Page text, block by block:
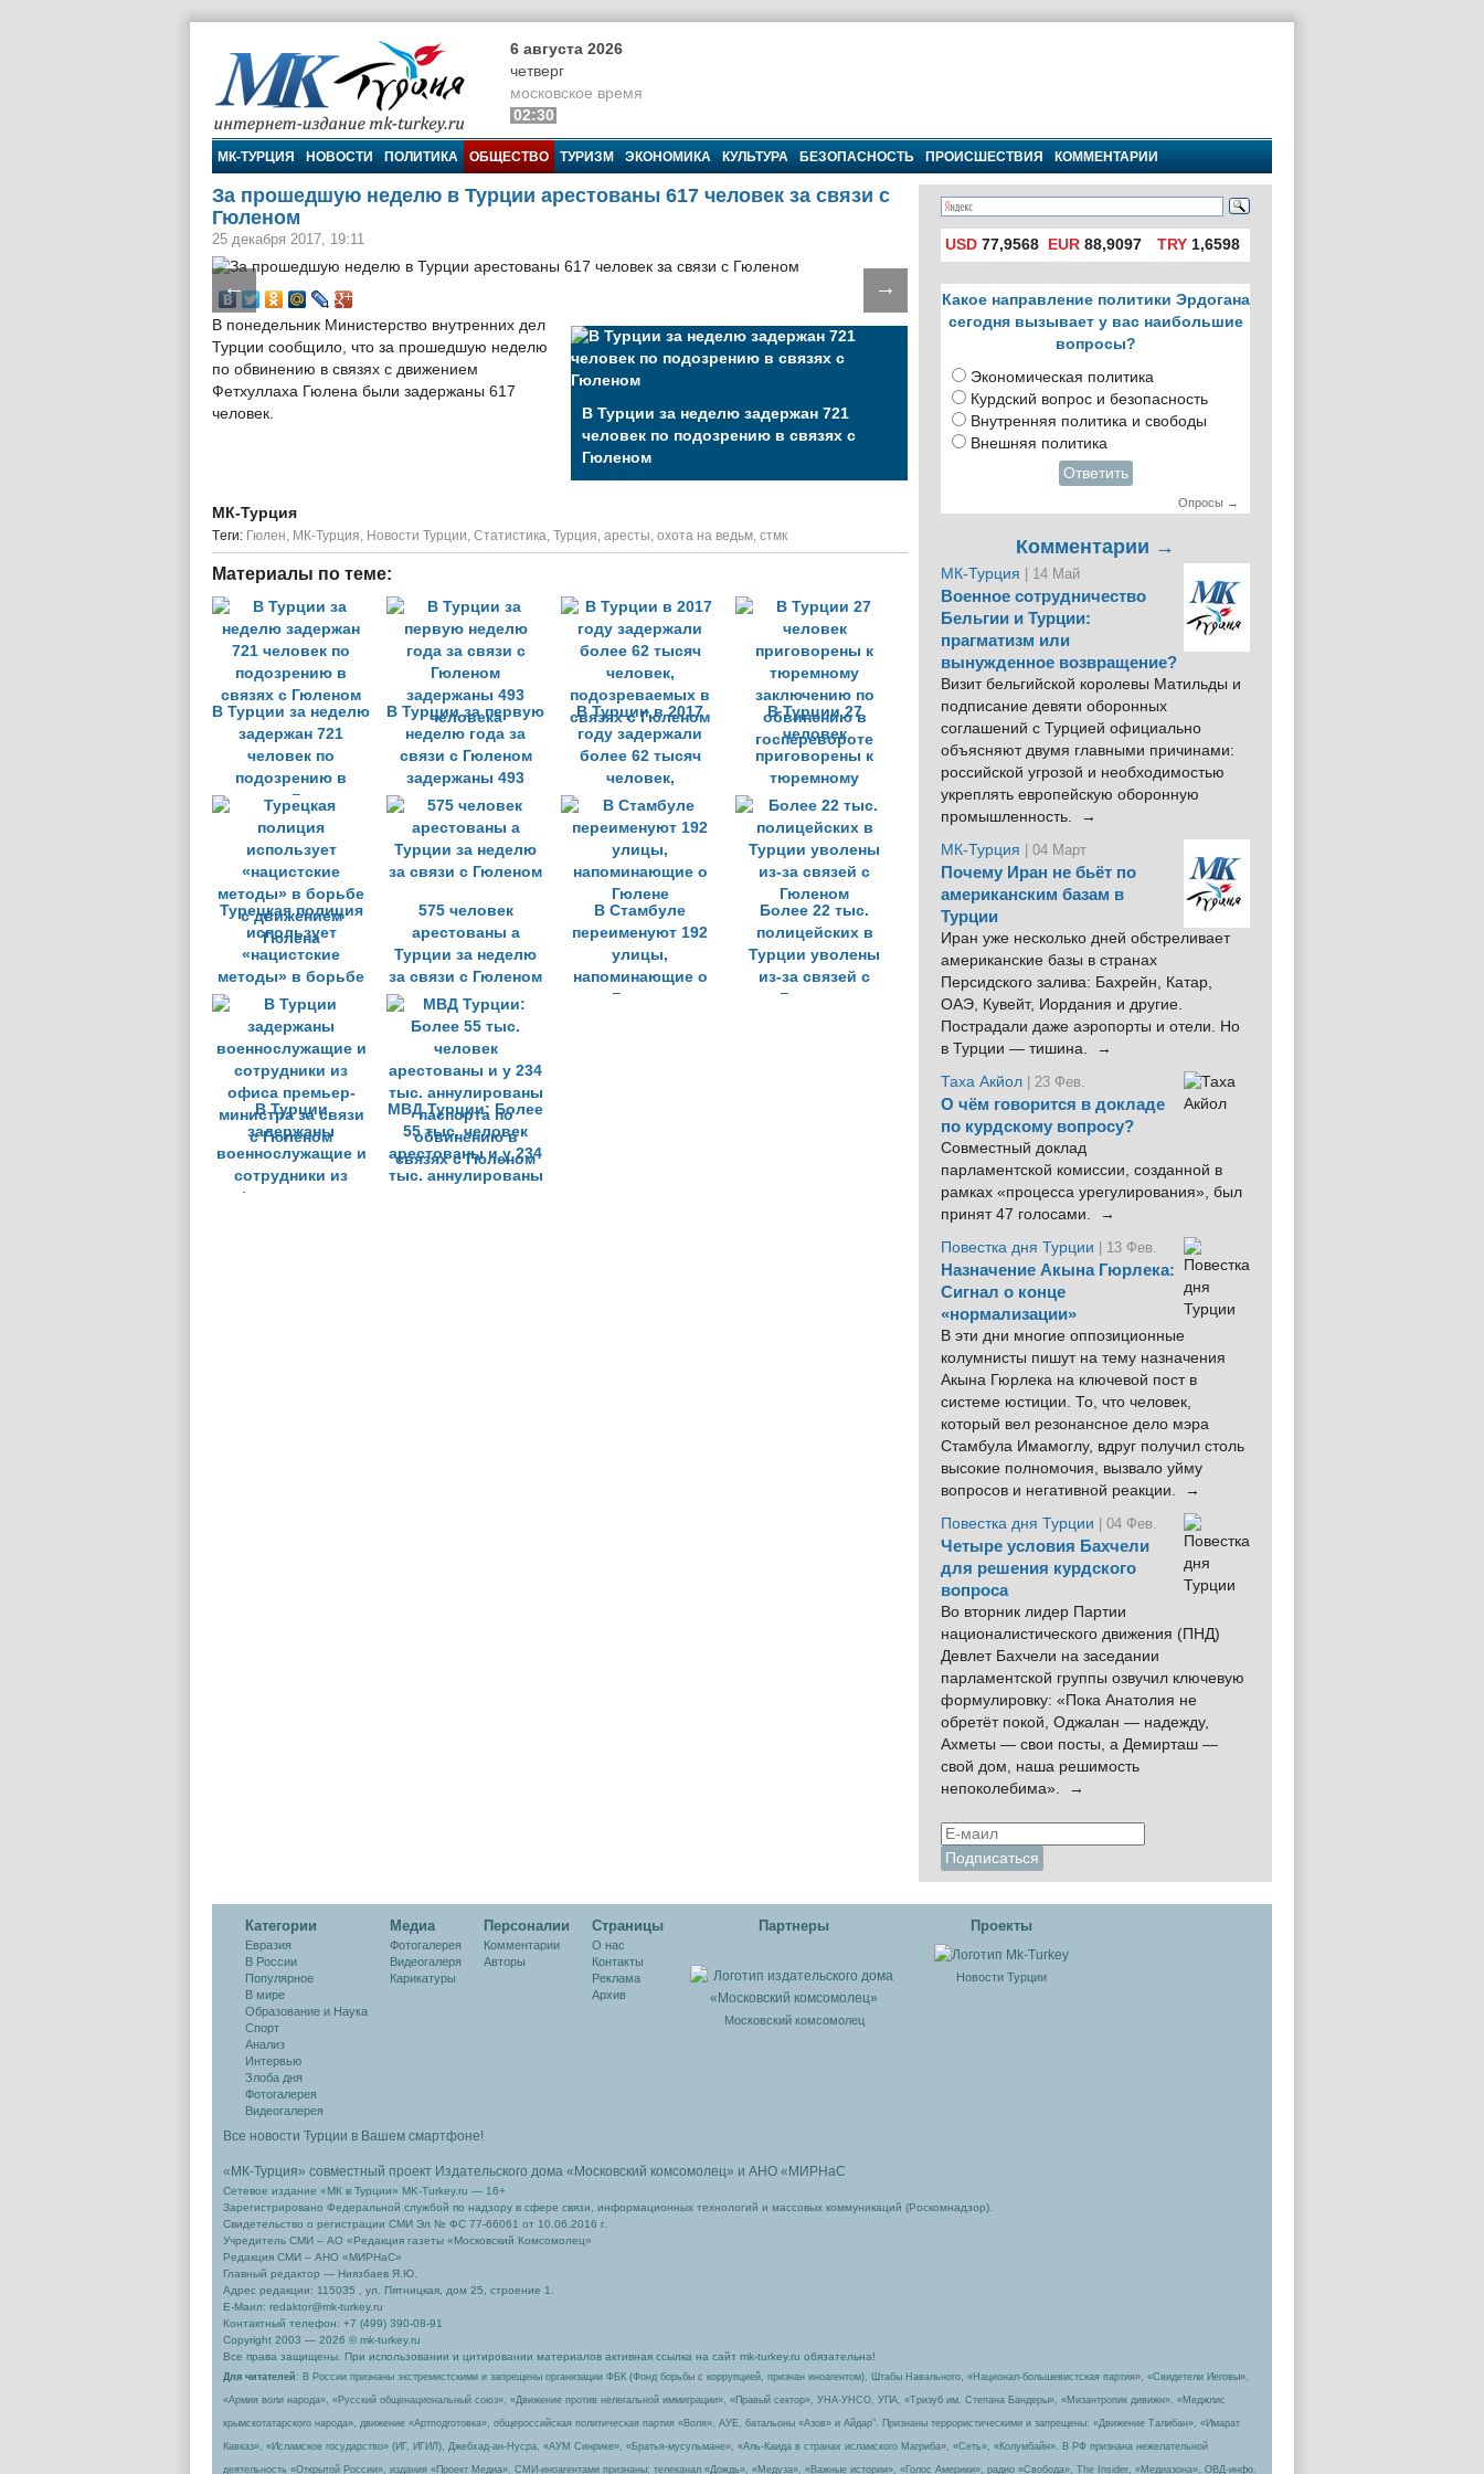
МК-Турция
6 августа 2026
четверг
московское время
02:30
МК-ТУРЦИЯ НОВОСТИ ПОЛИТИКА ОБЩЕСТВО ТУРИЗМ ЭКОНОМИКА КУЛЬТУРА БЕЗОПАСНОСТЬ ПРОИСШЕСТВИЯ КОММЕНТАРИИ
За прошедшую неделю в Турции арестованы 617 человек за связи с
Гюленом
25 декабря 2017, 19:11
← →
В Турции за неделю задержан 721
человек по подозрению в связях с
Гюленом
В понедельник Министерство внутренних дел
Турции сообщило, что за прошедшую неделю
по обвинению в связях с движением
Фетхуллаха Гюлена были задержаны 617
человек.
МК-Турция
Tеги: Гюлен, МК-Турция, Новости Турции, Статистика, Турция, аресты, охота на ведьм, стмк
Материалы по теме:
В Турции за неделю
задержан 721
человек по
подозрению в
связях с Гюленом
В Турции за первую
неделю года за
связи с Гюленом
задержаны 493
человека
В Турции в 2017
году задержали
более 62 тысяч
человек,
подозреваемых в
связях с Гюленом
В Турции 27
человек
приговорены к
тюремному
заключению по
обвинению в
госперевороте
Турецкая полиция
использует
«нацистские
методы» в борьбе
с движением
Гюлена
575 человек
арестованы а
Турции за неделю
за связи с Гюленом
В Стамбуле
переименуют 192
улицы,
напоминающие о
Гюлене
Более 22 тыс.
полицейских в
Турции уволены
из-за связей с
Гюленом
В Турции
задержаны
военнослужащие и
сотрудники из
офиса премьер-
МВД Турции: Более
55 тыс. человек
арестованы и у 234
тыс. аннулированы
USD 77,9568 EUR 88,9097 TRY1,6598
Какое направление политики Эрдогана
сегодня вызывает у вас наибольшие
вопросы?
Экономическая политика
Курдский вопрос и безопасность
Внутренняя политика и свободы
Внешняя политика
Ответить
Опросы →
Комментарии →
МК-Турция | 14 Май
Военное сотрудничество
Бельгии и Турции:
прагматизм или
вынужденное возвращение?
Визит бельгийской королевы Матильды и
подписание девяти оборонных
соглашений с Турцией официально
объясняют двумя главными причинами:
российской угрозой и необходимостью
укреплять европейскую оборонную
промышленность. →
МК-Турция
| 04 Март
Почему Иран не бьёт по
американским базам в
Турции
Иран уже несколько дней обстреливает
американские базы в странах
Персидского залива: Бахрейн, Катар,
ОАЭ, Кувейт, Иордания и другие.
Пострадали даже аэропорты и отели. Но
в Турции — тишина. →
Таха Акйол | 23 Фев.
О чём говорится в докладе
по курдскому вопросу?
Совместный доклад
парламентской комиссии, созданной в
рамках «процесса урегулирования», был
принят 47 голосами. →
Повестка дня Турции
| 13 Фев.
Назначение Акына Гюрлека:
Сигнал о конце
«нормализации»
В эти дни многие оппозиционные
колумнисты пишут на тему назначения
Акына Гюрлека на ключевой пост в
системе юстиции. То, что человек,
который вел резонансное дело мэра
Стамбула Имамоглу, вдруг получил столь
высокие полномочия, вызвало уйму
вопросов и негативной реакции. →
Повестка дня Турции
| 04 Фев.
Четыре условия Бахчели
для решения курдского
вопроса
Во вторник лидер Партии
националистического движения (ПНД)
Девлет Бахчели на заседании
парламентской группы озвучил ключевую
формулировку: «Пока Анатолия не
обретёт покой, Оджалан — надежду,
Ахметы — свои посты, а Демирташ —
свой дом, наша решимость
непоколебима». →
Категории
Евразия
В России
Популярное
В мире
Образование и Наука
Спорт
Анализ
Интервью
Злоба дня
Фотогалерея
Видеогалерея
Медиа
Фотогалерея
Видеогалеря
Карикатуры
Персоналии
Комментарии
Авторы
Cтраницы
О нас
Контакты
Реклама
Архив
Партнеры
Московский комсомолец
Проекты
Новости Турции
Все новости Турции в Вашем смартфоне!
«МК-Турция» совместный проект Издательского дома «Московский комсомолец» и АНО «МИРНаС
Сетевое издание «МК в Турции» MK-Turkey.ru — 16+
Зарегистрировано Федеральной службой по надзору в сфере связи, информационных технологий и массовых коммуникаций (Роскомнадзор).
Свидетельство о регистрации СМИ Эл № ФС 77-66061 от 10.06.2016 г.
Учредитель СМИ – АО «Редакция газеты «Московский Комсомолец»
Редакция СМИ – АНО «МИРНаС»
Главный редактор — Ниязбаев Я.Ю.
Адрес редакции: 115035 , ул. Пятницкая, дом 25, строение 1.
Е-Маил: redaktor@mk-turkey.ru
Контактный телефон: +7 (499) 390-08-91
Copyright 2003 — 2026 © mk-turkey.ru
Все права защищены. При использовании и цитировании материалов активная ссылка на сайт mk-turkey.ru обязательна!
Для читателей : В России признаны экстремистскими и запрещены организации ФБК (Фонд борьбы с коррупцией, признан иноагентом), Штабы Навального, «Национал-большевистская партия», «Свидетели Иеговы»,
«Армия воли народа», «Русский общенациональный союз», «Движение против нелегальной иммиграции», «Правый сектор», УНА-УНСО, УПА, «Тризуб им. Степана Бандеры», «Мизантропик дивижн», «Меджлис
крымскотатарского народа», движение «Артподготовка», общероссийская политическая партия «Воля», АУЕ, батальоны «Азов» и Айдар″. Признаны террористическими и запрещены: «Движение Талибан», «Имарат
Кавказ», «Исламское государство» (ИГ, ИГИЛ), Джебхад-ан-Нусра, «АУМ Синрике», «Братья-мусульмане», «Аль-Каида в странах исламского Магриба», «Сеть», «Колумбайн». В РФ признана нежелательной
деятельность «Открытой России», издания «Проект Медиа». СМИ-иноагентами признаны: телеканал «Дождь», «Медуза», «Важные истории», «Голос Америки», радио «Свобода», The Insider, «Медиазона», ОВД-инфо.